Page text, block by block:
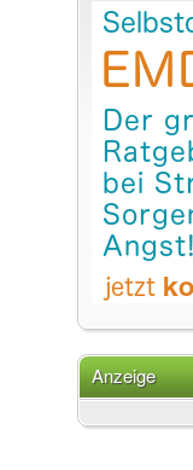
Anzeige